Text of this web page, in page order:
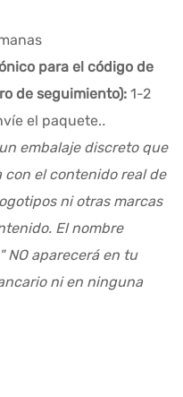
para el código de
de seguimiento): 1-2
el paquete..
embalaje discreto que
el contenido real de
ni otras marcas
El nombre
NO aparecerá en tu
ni en ninguna